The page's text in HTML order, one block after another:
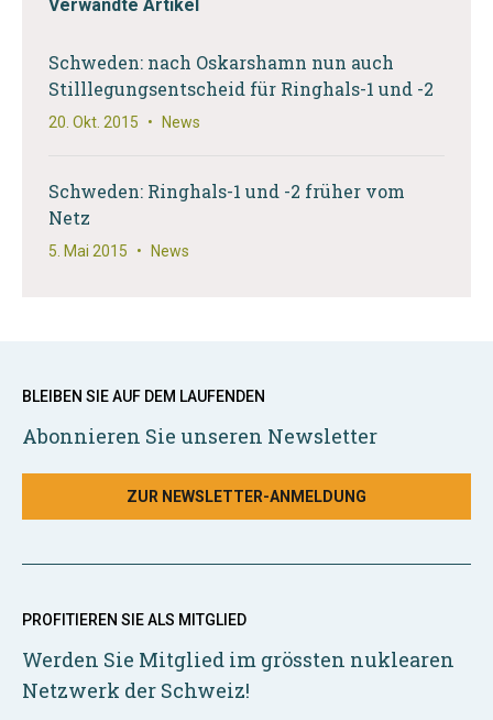
Verwandte Artikel
Schweden: nach Oskarshamn nun auch
Stilllegungsentscheid für Ringhals-1 und -2
20. Okt. 2015 • News
Schweden: Ringhals-1 und -2 früher vom
Netz
5. Mai 2015 • News
BLEIBEN SIE AUF DEM LAUFENDEN
Abonnieren Sie unseren Newsletter
ZUR NEWSLETTER-ANMELDUNG
PROFITIEREN SIE ALS MITGLIED
Werden Sie Mitglied im grössten nuklearen
Netzwerk der Schweiz!